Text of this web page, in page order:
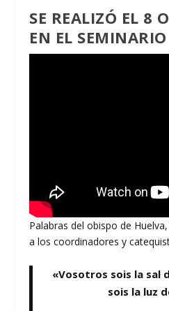
SE REALIZÓ EL 8
EN EL
Palabras del obispo de
a los coordinadores y
«Vosotros sois la sal
sois la luz